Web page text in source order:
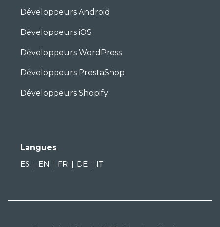
Développeurs Android
Développeurs iOS
Développeurs WordPress
Développeurs PrestaShop
Développeurs Shopify
Langues
ES
EN FR DE IT